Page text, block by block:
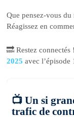
Que pensez-vous
Réagissez en
🔜 Restez
2025 avec
📺 Un si
trafic de